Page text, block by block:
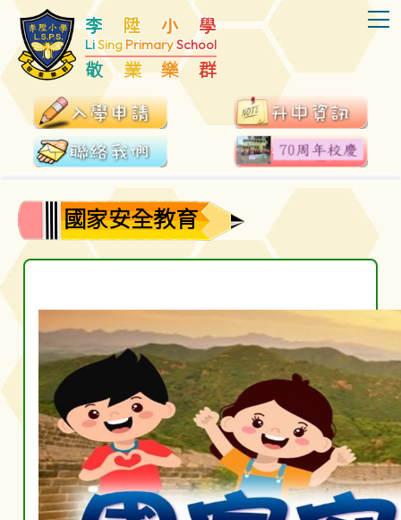
李 陞 小 學
LiSingPrimarySchool
敬 業 樂 群
國家安全教育